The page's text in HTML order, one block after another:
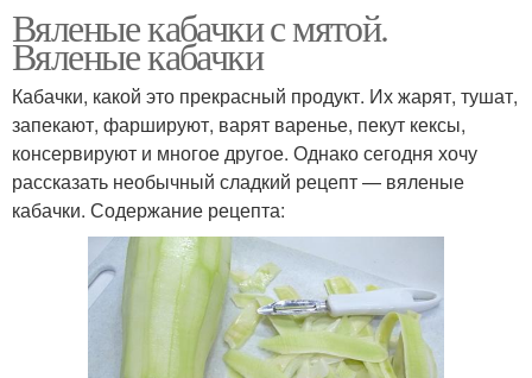
Вяленые кабачки с мятой.
Вяленые кабачки
Кабачки, какой это прекрасный продукт. Их жарят, тушат,
запекают, фаршируют, варят варенье, пекут кексы,
консервируют и многое другое. Однако сегодня хочу
рассказать необычный сладкий рецепт — вяленые
кабачки. Содержание рецепта: